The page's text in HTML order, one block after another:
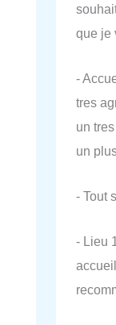
que je
-
tres
un
un
- Tout
- Lieu